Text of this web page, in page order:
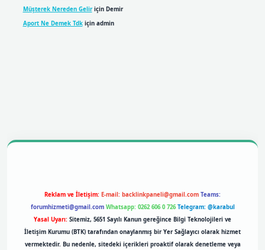
Müşterek Nereden Geliriçin Demir
Aport Ne Demek Tdkiçin admin
Reklam ve İletişim: E-mail: backlinkpaneli@gmail.com Teams:
forumhizmeti@gmail.com Whatsapp: 0262 606 0 726 Telegram: @karabul
Yasal Uyarı: Sitemiz, 5651 Sayılı Kanun gereğince Bilgi Teknolojileri ve
İletişim Kurumu (BTK) tarafından onaylanmış bir Yer Sağlayıcı olarak hizmet
vermektedir. Bu nedenle, sitedeki içerikleri proaktif olarak denetleme veya